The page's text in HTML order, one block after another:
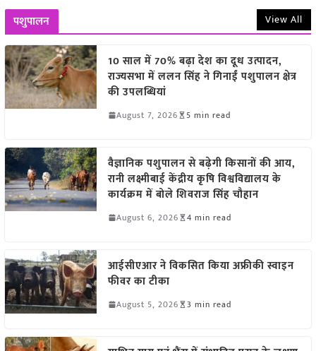
पशुपालन View All
10 साल में 70% बढ़ा देश का दूध उत्पादन,
राज्यसभा में ललन सिंह ने गिनाईं पशुपालन क्षेत्र
की उपलब्धियां
August 7, 2026 5 min read
वैज्ञानिक पशुपालन से बढ़ेगी किसानों की आय,
रानी लक्ष्मीबाई केंद्रीय कृषि विश्वविद्यालय के
कार्यक्रम में बोले शिवराज सिंह चौहान
August 6, 2026 4 min read
आईसीएआर ने विकसित किया अफ्रीकी स्वाइन
फीवर का टीका
August 5, 2026 3 min read